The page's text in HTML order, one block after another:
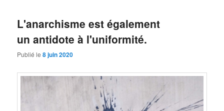
L'anarchisme est également
un antidote à l'uniformité.
Publié le8 juin 2020